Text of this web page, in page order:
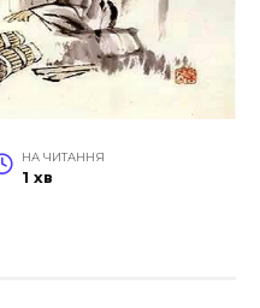
НА ЧИТАННЯ
1 хв